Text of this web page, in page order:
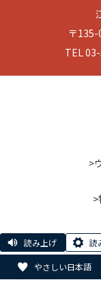
やさしい日本語
読み上げ 読
〒
TEL
>
© Koto City Culture